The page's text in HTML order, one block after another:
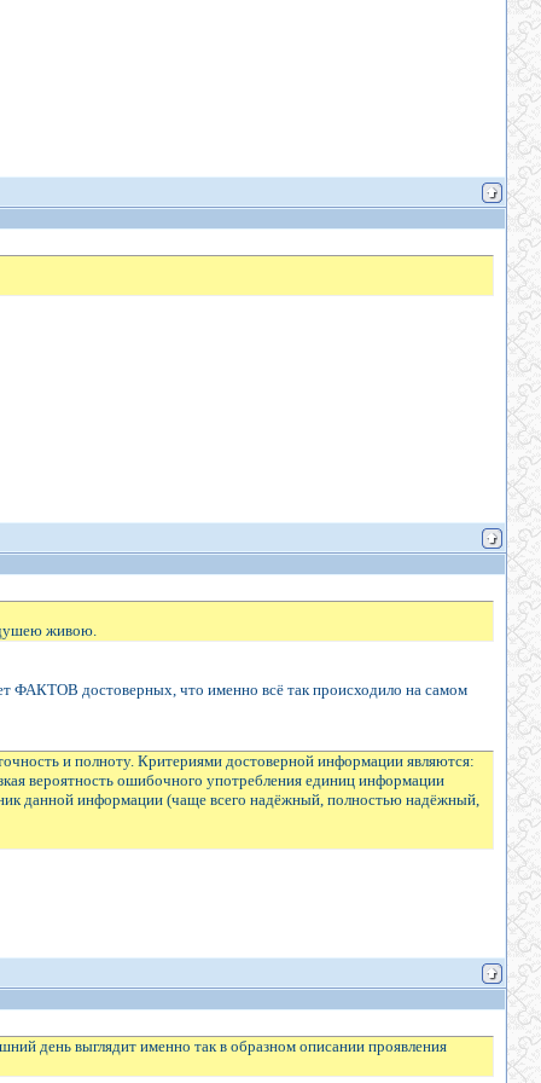
душею живою.
ФАКТОВ достоверных, что именно всё так происходило на самом
и полноту. Критериями достоверной информации являются:
вероятность ошибочного употребления единиц информации
данной информации (чаще всего надёжный, полностью надёжный,
день выглядит именно так в образном описании проявления